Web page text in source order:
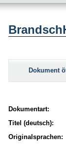
Dokument
Dokumentart:
Titel (deutsch):
Originalsprachen: